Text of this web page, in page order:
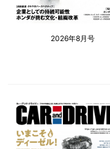
2026年8月号